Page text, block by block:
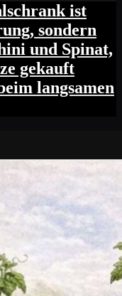
ist
sondern
und Spinat,
gekauft
langsamen